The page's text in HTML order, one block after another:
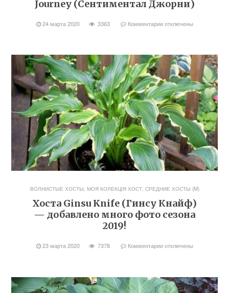
Journey (Сентиментал Джорни)
24 марта 2020 3363 Комментарииотключены
ВОЛНИСТЫЕ ХОСТЫ, МОЯ КОЛЕКЦІЯ ХОСТ, СРЕДНИЕ ХОСТЫ (M)
Хоста Ginsu Knife (Гинсу Кнайф)
— добавлено много фото сезона
2019!
23 марта 2020 7378 Комментарииотключены